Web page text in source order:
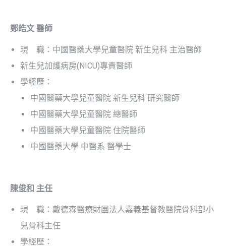
鄭皓文 醫師
現 職：中國醫藥大學兒童醫院 新生兒科 主治醫師
新生兒加護病房(NICU)專責醫師
學經歷：
中國醫藥大學兒童醫院 新生兒科 研究醫師
中國醫藥大學兒童醫院 總醫師
中國醫藥大學兒童醫院 住院醫師
中國醫藥大學 中醫系 醫學士
陳俊和 主任
現 職：戴德森醫療財團法人嘉義基督教醫院骨科部小
兒骨科主任
學經歷：